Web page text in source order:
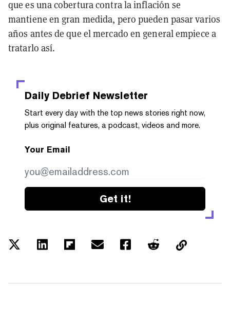
que es una cobertura contra la inflación se
mantiene en gran medida, pero pueden pasar varios
años antes de que el mercado en general empiece a
tratarlo así.
Daily Debrief Newsletter
Start every day with the top news stories right now,
plus original features, a podcast, videos and more.
Your Email
Get it!